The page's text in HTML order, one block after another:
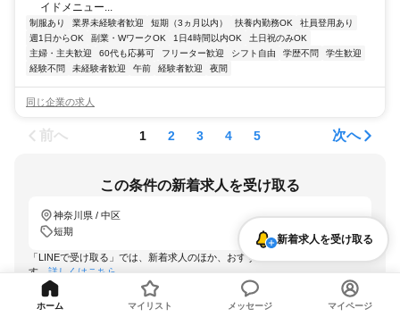
イドメニュー...
制服あり 業界未経験者歓迎 短期（3ヵ月以内） 扶養内勤務OK
社員登用あり
週1日からOK
副業・WワークOK 1日4時間以内OK
土日祝のみOK
主婦・主夫歓迎
60代も応募可 フリーター歓迎 シフト自由 学歴不問
学生歓迎
経験不問
未経験者歓迎 午前 経験者歓迎 夜間
同じ企業の求人
前へ 1 2 3 4 5 次へ
この条件の新着求人を受け取る
神奈川県 / 中区
短期
「LINEで受け取る」では、新着求人のほか、おすすめ情報なども配信しま
す。 詳しくはこちら
LINEで受け取る
新着求人を受け取る
ホーム マイリスト メッセージ マイページ